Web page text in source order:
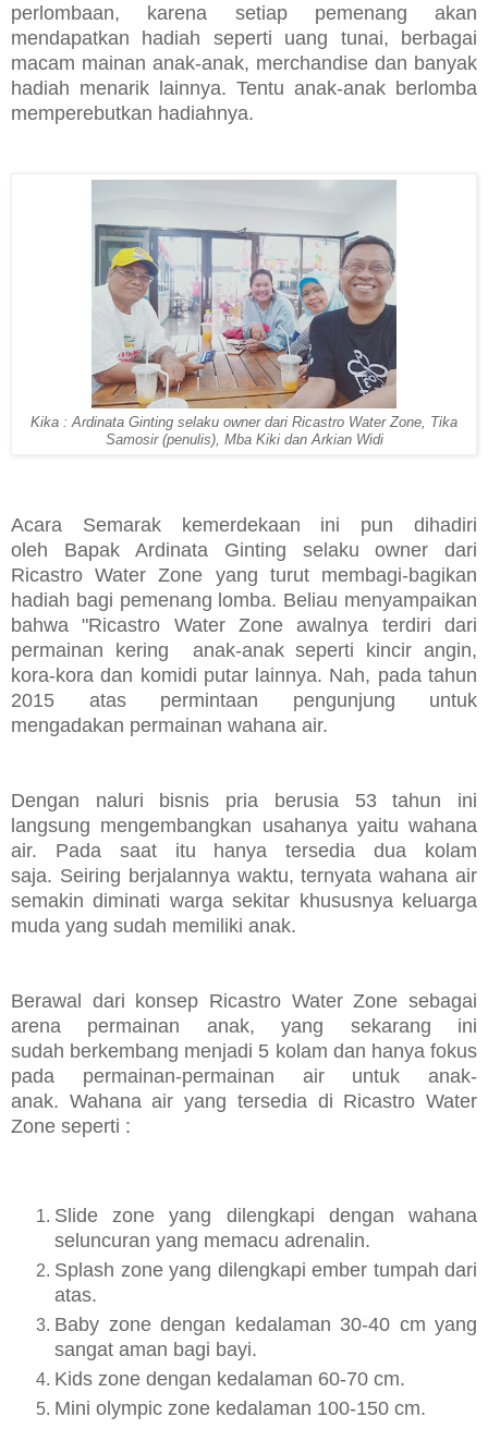
perlombaan, karena setiap pemenang akan
mendapatkan hadiah seperti uang tunai, berbagai
macam mainan anak-anak, merchandise dan banyak
hadiah menarik lainnya. Tentu anak-anak berlomba
memperebutkan hadiahnya.
Kika : Ardinata Ginting selaku owner dari Ricastro Water Zone, Tika
Samosir (penulis), Mba Kiki dan Arkian Widi
Acara Semarak kemerdekaan ini pun dihadiri
oleh BapakArdinata Ginting selaku owner dari
Ricastro Water Zone yang turut membagi-bagikan
hadiah bagi pemenang lomba. Beliau menyampaikan
bahwa "Ricastro Water Zone awalnya terdiri dari
permainan
kering
anak-anak seperti kincir angin,
kora-kora dan komidi putar lainnya. Nah, pada tahun
2015 atas permintaan pengunjung untuk
mengadakan permainan wahana air.
Dengan naluri bisnis pria berusia 53 tahun ini
langsung mengembangkan usahanya yaitu wahana
air. Pada saat itu hanya tersedia dua kolam
saja. Seiring berjalannya waktu, ternyata wahana air
semakin diminati warga sekitar khususnya keluarga
muda yang sudah memiliki anak.
Berawal dari konsep Ricastro Water Zone sebagai
arena permainan anak, yang sekarang ini
sudah berkembang menjadi 5 kolam dan hanya fokus
pada permainan-permainan air untuk anak-
anak. Wahana air yang tersedia di Ricastro Water
Zone seperti :
Slide zone yang dilengkapi dengan wahana
seluncuran yang memacu adrenalin.
Splash zone yang dilengkapi ember tumpah dari
atas.
Baby zone dengan kedalaman 30-40 cm yang
sangat aman bagi bayi.
Kids zone dengan kedalaman 60-70 cm.
Mini olympic zone kedalaman 100-150 cm.